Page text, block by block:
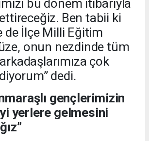
bu dönem itibarıyla
Ben tabii ki
de İlçe Milli Eğitim
onun nezdinde tüm
çok
dedi.
gençlerimizin
yerlere gelmesini